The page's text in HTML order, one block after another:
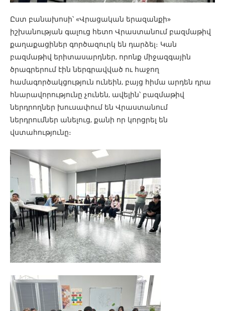
Ըստ բանախոսի՝ «Վրացական երազանքի»
իշխանության գալուց հետո Վրաստանում բազմաթիվ
քաղաքացիներ գործազուրկ են դարձել։ Կան
բազմաթիվ երիտասարդներ, որոնք միջազգային
ծրագրերում էին ներգրավված ու հաջող
համագործակցություն ունեին, բայց հիմա արդեն դրա
հնարավորությունը չունեն, ավելին՝ բազմաթիվ
ներդրողներ խուսափում են Վրաստանում
ներդրումներ անելուց, քանի որ կորցրել են
վստահությունը։